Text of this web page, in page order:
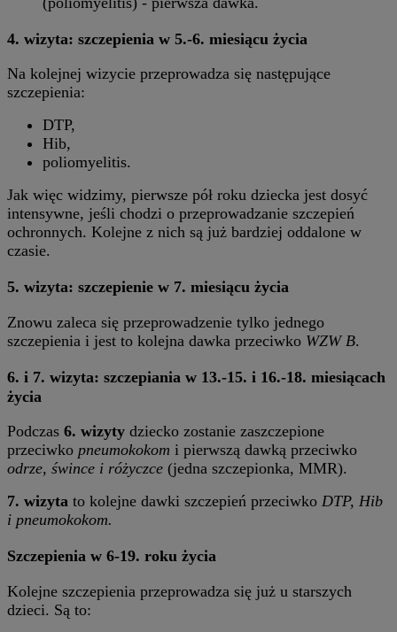
4. wizyta: szczepienia w 5.-6. miesiącu życia
Na kolejnej wizycie przeprowadza się następujące
szczepienia:
DTP,
Hib,
poliomyelitis.
Jak więc widzimy, pierwsze pół roku dziecka jest dosyć
intensywne, jeśli chodzi o przeprowadzanie szczepień
ochronnych. Kolejne z nich są już bardziej oddalone w
czasie.
5. wizyta: szczepienie w 7. miesiącu życia
Znowu zaleca się przeprowadzenie tylko jednego
szczepienia i jest to kolejna dawka przeciwko WZW B.
6. i 7. wizyta: szczepiania w 13.-15. i 16.-18. miesiącach
życia
Podczas 6. wizyty dziecko zostanie zaszczepione
przeciwko pneumokokom i pierwszą dawką przeciwko
odrze, śwince i różyczce (jedna szczepionka, MMR).
7. wizyta to kolejne dawki szczepień przeciwko DTP, Hib
i pneumokokom.
Szczepienia w 6-19. roku życia
Kolejne szczepienia przeprowadza się już u starszych
dzieci. Są to: